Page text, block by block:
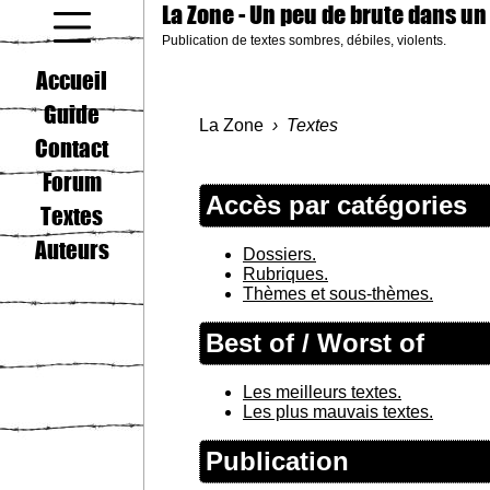
La Zone- Un peu de brute dans
Publication de textes sombres, débiles, violents.
Accueil
Guide
Contact
Forum
Textes
Auteurs
La Zone Textes
Accès par catégories
Dossiers.
Rubriques.
Thèmes et sous-thèmes.
Best of / Worst of
Les meilleurs textes.
Les plus mauvais textes.
Publication